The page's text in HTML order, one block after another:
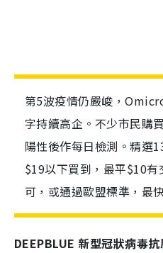
第5波疫情仍嚴峻，
字持續高企。不少市民購
陽性後作每日檢測。精選
$19以下買到，最平$10
可，或通過歐盟標準，最
DEEPBLUE 新型冠狀病毒